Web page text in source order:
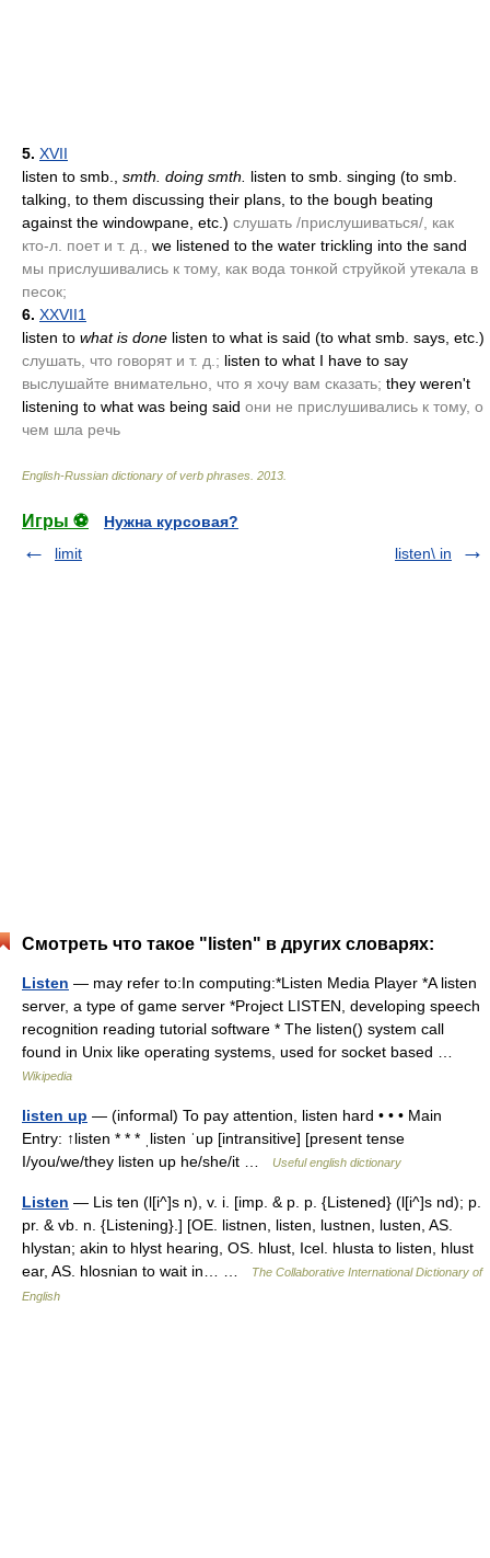
5. XVII
listen to smb., smth. doing smth. listen to smb. singing (to smb.
talking, to them discussing their plans, to the bough beating
against the windowpane, etc.) слушать /прислушиваться/, как
кто-л. поет и т. д.,
we listened to the water trickling into the sand
мы прислушивались к тому, как вода тонкой струйкой утекала в
песок;
6. XXVII1
listen to what is done listen to what is said (to what smb. says, etc.)
слушать, что говорят и т. д.; listen to what I have to say
выслушайте внимательно, что я хочу вам сказать; they weren't
listening to what was being said они не прислушивались к тому, о
чем шла речь
English-Russian dictionary of verb phrases 2013
Игры ⚽
Нужна курсовая?
limit
listen\ in
Смотреть что такое "listen" в других словарях:
Listen — may refer to:In computing:*Listen Media Player *A listen
server, a type of game server *Project LISTEN, developing speech
recognition reading tutorial software * The listen() system call
found in Unix like operating systems, used for socket based …
Wikipedia
listen up — (informal) To pay attention, listen hard • • • Main
Entry: ↑listen * * * ˌlisten ˈup [intransitive] [present tense
I/you/we/they listen up he/she/it …
Useful english dictionary
Listen — Lis ten (l[i^]s n), v. i. [imp. & p. p. {Listened} (l[i^]s nd); p.
pr. & vb. n. {Listening}.] [OE. listnen, listen, lustnen, lusten, AS.
hlystan; akin to hlyst hearing, OS. hlust, Icel. hlusta to listen, hlust
ear, AS. hlosnian to wait in… …
The Collaborative International Dictionary of
English